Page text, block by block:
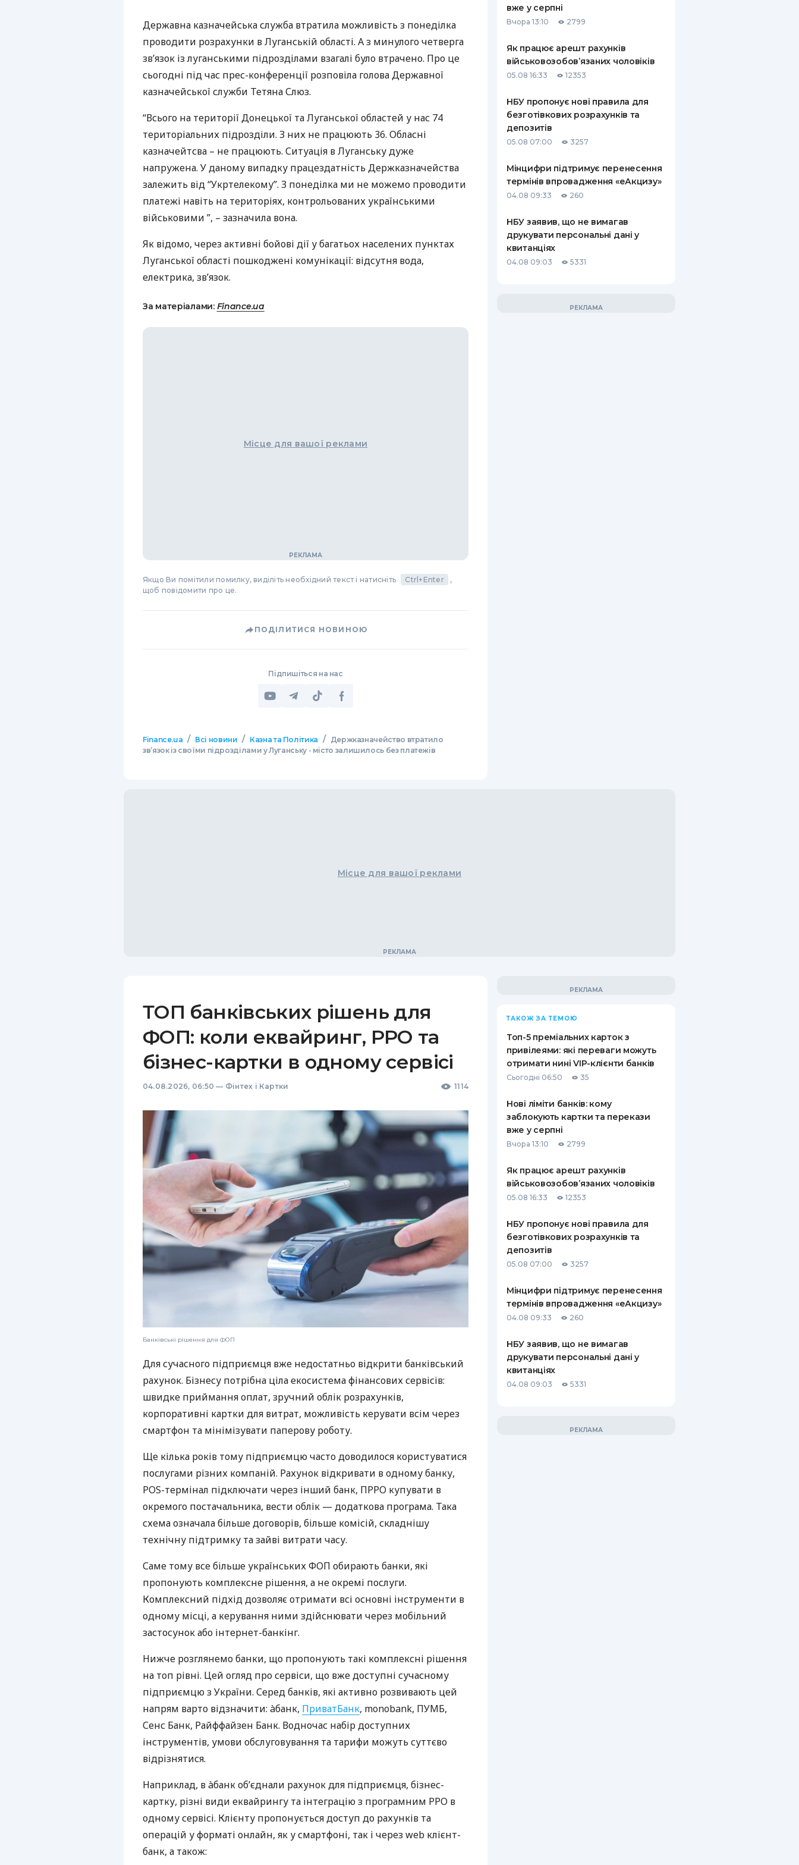
КАРТОК
ЩОМІСЯЧНИЙ ОГЛЯД
КЕШБЕКУ
ПУТІВНИКИ ПО
ВСІ СТРАХОВІ ПОЛІСИ
СТРАХОВІ КОМПАНІЇ
ВІДГУКИ ПРО СТРАХОВІ
КОМПАНІЇ
Державна казначейська служба втратила можливість з понеділка
проводити розрахунки в Луганській області. А з минулого четверга
зв’язок із луганськими підрозділами взагалі було втрачено. Про це
сьогодні під час прес-конференції розповіла голова Державної
казначейської служби Тетяна Слюз.
“Всього на території Донецької та Луганської областей у нас 74
територіальних підрозділи. З них не працюють 36. Обласні
казначейтсва – не працюють. Ситуація в Луганську дуже
напружена. У даному випадку працездатність Держказначейства
залежить від “Укртелекому”. З понеділка ми не можемо проводити
платежі навіть на територіях, контрольованих українськими
військовими ”, – зазначила вона.
Як відомо, через активні бойові дії у багатьох населених пунктах
Луганської області пошкоджені комунікації: відсутня вода,
електрика, зв’язок.
За матеріалами: Finance.ua
Місце для вашої реклами
Якщо Ви помітили помилку, виділіть необхідний текст і натисніть Ctrl+Enter
,
щоб повідомити про це.
ПОДІЛИТИСЯ НОВИНОЮ
Підпишіться на нас
Finance.ua / Всі новини / Казна та Політика /
Держказначейство втратило
зв’язок із своїми підрозділами у Луганську - місто залишилось без платежів
вже у серпні
Вчора 13:10 2799
Як працює арешт рахунків
військовозобов’язаних чоловіків
05.08 16:33 12353
НБУ пропонує нові правила для
безготівкових розрахунків та
депозитів
05.08 07:00 3257
Мінцифри підтримує перенесення
термінів впровадження «еАкцизу»
04.08 09:33 260
НБУ заявив, що не вимагав
друкувати персональні дані у
квитанціях
04.08 09:03 5331
Місце для вашої реклами
ТОП банківських рішень для
ФОП: коли еквайринг, РРО та
бізнес-картки в одному сервісі
04.08.2026, 06:50 — Фінтех і Картки 1114
Банківські рішення для ФОП
Для сучасного підприємця вже недостатньо відкрити банківський
рахунок. Бізнесу потрібна ціла екосистема фінансових сервісів:
швидке приймання оплат, зручний облік розрахунків,
корпоративні картки для витрат, можливість керувати всім через
смартфон та мінімізувати паперову роботу.
Ще кілька років тому підприємцю часто доводилося користуватися
послугами різних компаній. Рахунок відкривати в одному банку,
POS-термінал підключати через інший банк, ПРРО купувати в
окремого постачальника, вести облік — додаткова програма. Така
схема означала більше договорів, більше комісій, складнішу
технічну підтримку та зайві витрати часу.
Саме тому все більше українських ФОП обирають банки, які
пропонують комплексне рішення, а не окремі послуги.
Комплексний підхід дозволяє отримати всі основні інструменти в
одному місці, а керування ними здійснювати через мобільний
застосунок або інтернет-банкінг.
Нижче розглянемо банки, що пропонують такі комплексні рішення
на топ рівні. Цей огляд про сервіси, що вже доступні сучасному
підприємцю з України. Серед банків, які активно розвивають цей
напрям варто відзначити: àбанк, ПриватБанк, monobank, ПУМБ,
Сенс Банк, Райффайзен Банк. Водночас набір доступних
інструментів, умови обслуговування та тарифи можуть суттєво
відрізнятися.
Наприклад, в àбанк об’єднали рахунок для підприємця, бізнес-
картку, різні види еквайрингу та інтеграцію з програмним РРО в
одному сервісі. Клієнту пропонується доступ до рахунків та
операцій у форматі онлайн, як у смартфоні, так і через web клієнт-
банк, а також:
ТАКОЖ ЗА ТЕМОЮ
Топ-5 преміальних карток з
привілеями: які переваги можуть
отримати нині VIP-клієнти банків
Сьогодні 06:50 35
Нові ліміти банків: кому
заблокують картки та перекази
вже у серпні
Вчора 13:10 2799
Як працює арешт рахунків
військовозобов’язаних чоловіків
05.08 16:33 12353
НБУ пропонує нові правила для
безготівкових розрахунків та
депозитів
05.08 07:00 3257
Мінцифри підтримує перенесення
термінів впровадження «еАкцизу»
04.08 09:33 260
НБУ заявив, що не вимагав
друкувати персональні дані у
квитанціях
04.08 09:03 5331